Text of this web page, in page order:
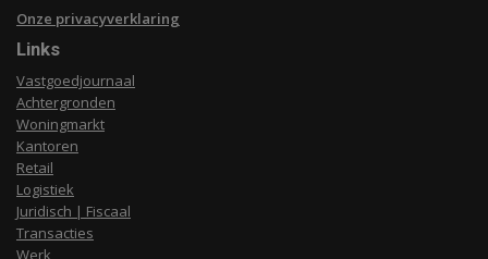
Onze privacyverklaring
Links
Vastgoedjournaal
Achtergronden
Woningmarkt
Kantoren
Retail
Logistiek
Juridisch | Fiscaal
Transacties